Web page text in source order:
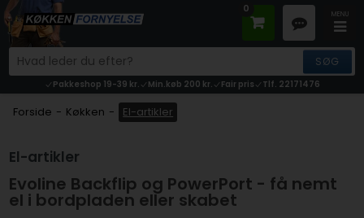
Pakkeshop 19-39 kr. Min.køb 200 kr. Fair pris Tlf. 22171476
0
Forside - Køkken - El-artikler
El-artikler
Evoline Backflip og PowerPort - få nemt
el i bordpladen eller skabet